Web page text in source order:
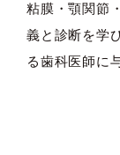
粘膜・顎関節
義と診断を学
る歯科医師に